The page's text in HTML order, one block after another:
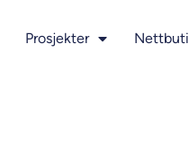
Prosjekter